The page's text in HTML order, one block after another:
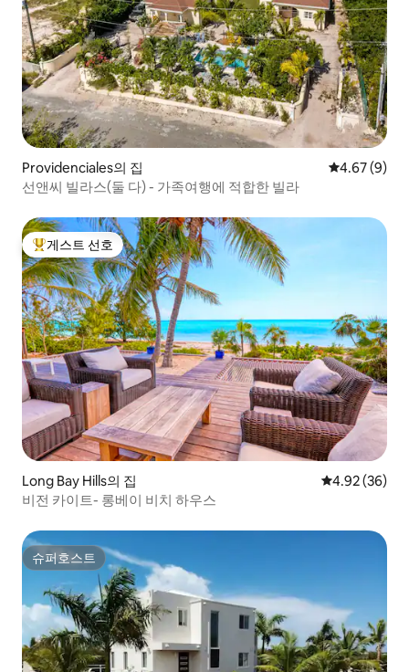
Providenciales의 집 평점 4.67점
4.67 (9)
선앤씨 빌라스(둘 다) - 가족여행에 적합한 빌라
상위 게스트 선호
게스트 선호
Long Bay Hills의 집 평점 4.92점(5
4.92 (36)
비전 카이트- 롱베이 비치 하우스
슈퍼호스트
슈퍼호스트